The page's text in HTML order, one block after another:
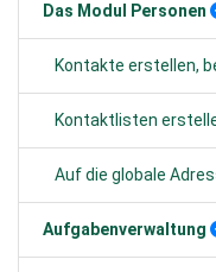
Das Modul Personen
Kontakte erstellen,
Kontaktlisten
Auf die globale
Aufgabenverwaltung